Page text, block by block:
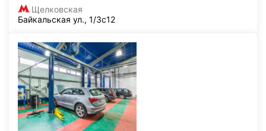
Щелковская
Байкальская ул., 1/3с12